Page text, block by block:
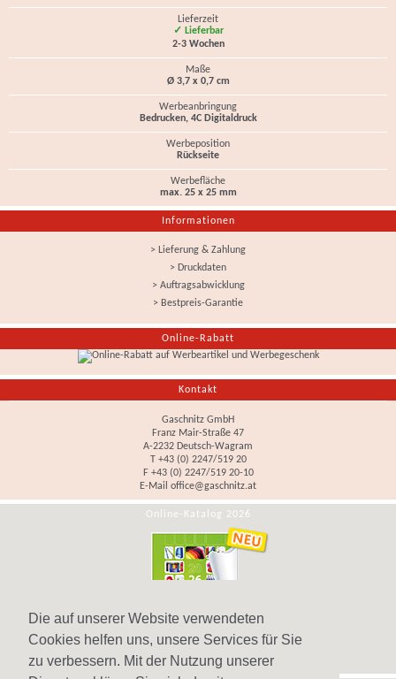
Die auf unserer Website verwendeten
Cookies helfen uns, unsere Services für Sie
zu verbessern. Mit der Nutzung unserer
Lieferzeit
✓ Lieferbar
2-3 Wochen
Maße
Ø 3,7 x 0,7 cm
Werbeanbringung
Bedrucken, 4C Digitaldruck
Werbeposition
Rückseite
Werbefläche
max. 25 x 25 mm
Informationen
> Lieferung & Zahlung
> Druckdaten
> Auftragsabwicklung
> Bestpreis-Garantie
Online-Rabatt
Kontakt
Gaschnitz GmbH
Franz Mair-Straße 47
A-2232 Deutsch-Wagram
T +43 (0) 2247/519 20
F +43 (0) 2247/519 20-10
E-Mail office@gaschnitz.at
Online-Katalog 2026